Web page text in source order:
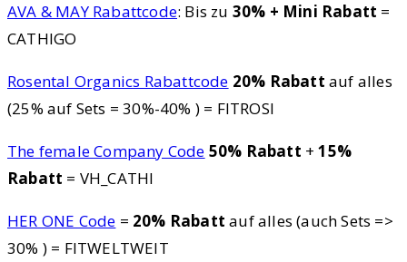
AVA & MAY Rabattcode: Bis zu 30% + Mini Rabatt =
CATHIGO
Rosental Organics Rabattcode 20% Rabatt auf alles
(25% auf Sets = 30%-40% ) = FITROSI
The female Company Code 50% Rabatt +15%
Rabatt = VH_CATHI
HER ONE Code = 20% Rabatt auf alles (auch Sets =>
30% ) = FITWELTWEIT